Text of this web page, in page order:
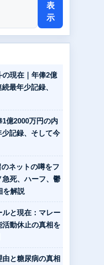
表
示
現在｜年俸2億
最年少記録、
億2000万円の内
記録、そして今
ネットの噂をフ
急死、ハーフ、鬱
を解説
と現在：マレー
活動休止の真相を
と糖尿病の真相